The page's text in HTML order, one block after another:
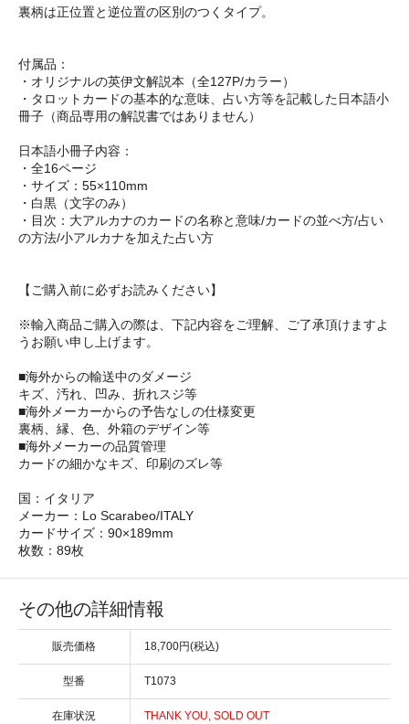
裏柄は正位置と逆位置の区別のつくタイプ。
付属品：
・オリジナルの英伊文解説本（全127P/カラー）
・タロットカードの基本的な意味、占い方等を記載した日本語小
冊子（商品専用の解説書ではありません）
日本語小冊子内容：
・全16ページ
・サイズ：55×110mm
・白黒（文字のみ）
・目次：大アルカナのカードの名称と意味/カードの並べ方/占い
の方法/小アルカナを加えた占い方
【ご購入前に必ずお読みください】
※輸入商品ご購入の際は、下記内容をご理解、ご了承頂けますよ
うお願い申し上げます。
■海外からの輸送中のダメージ
キズ、汚れ、凹み、折れスジ等
■海外メーカーからの予告なしの仕様変更
裏柄、縁、色、外箱のデザイン等
■海外メーカーの品質管理
カードの細かなキズ、印刷のズレ等
国：イタリア
メーカー：Lo Scarabeo/ITALY
カードサイズ：90×189mm
枚数：89枚
その他の詳細情報
販売価格 18,700円(税込)
型番 T1073
在庫状況 THANK YOU, SOLD OUT